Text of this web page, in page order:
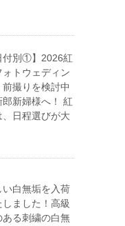
付別①】2026紅
ォトウェディン
前撮りを検討中
郎新婦様へ！ 紅
、日程選びが大
い白無垢を入荷
しました！高級
ある刺繍の白無